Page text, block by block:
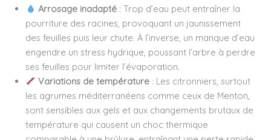
Arrosage inadapté : Trop d’eau peut entraîner la
pourriture des racines, provoquant un jaunissement
des feuilles puis leur chute. À l’inverse, un manque d’eau
engendre un stress hydrique, poussant l’arbre à perdre
ses feuilles pour limiter l’évaporation.
Variations de température : Les citronniers, surtout
les agrumes méditerranéens comme ceux de Menton,
sont sensibles aux gels et aux changements brutaux de
température qui causent un choc thermique